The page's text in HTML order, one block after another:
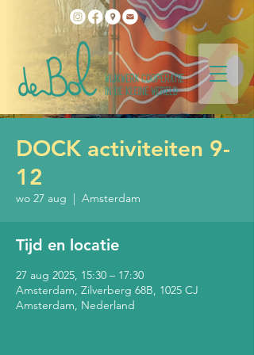
DOCK activiteiten 9-
12
wo 27 aug
  |
Amsterdam
Tijd en locatie
27 aug 2025, 15:30 – 17:30
Amsterdam, Zilverberg 68B, 1025 CJ
Amsterdam, Nederland